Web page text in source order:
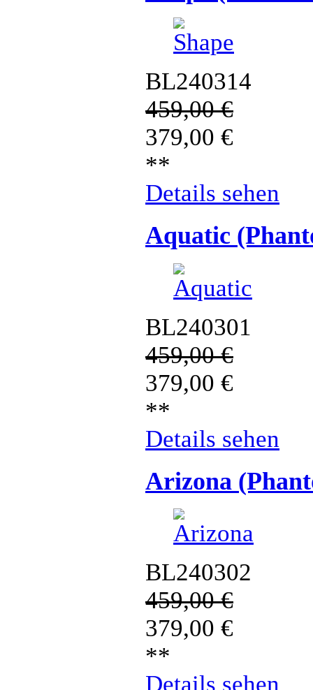
BL240314
459,00€
379,00 €
**
Details sehen
Aquatic
BL240301
459,00€
379,00 €
**
Details sehen
Arizona
BL240302
459,00€
379,00 €
**
Details sehen